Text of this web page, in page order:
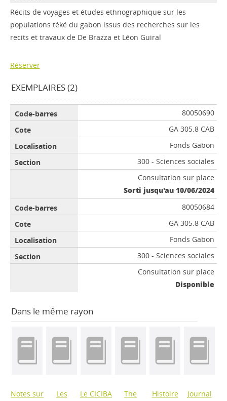
Récits de voyages et études ethnographique sur les
populations téké du gabon issus des recherches sur les
recits et travaux de De Brazza et Léon Guiral
Réserver
EXEMPLAIRES (2)
80050690
GA 305.8 CAB
Fonds Gabon
300 - Sciences sociales
Consultation sur place
Sorti jusqu'au 10/06/2024
80050684
GA 305.8 CAB
Fonds Gabon
300 - Sciences sociales
Consultation sur place
Disponible
Dans le même rayon
Notes sur
Les
Le CICIBA
The
Histoire
Journal